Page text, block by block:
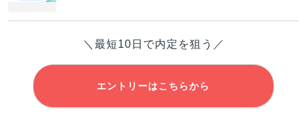
＼最短10日で内定を狙う／
エントリーはこちらから